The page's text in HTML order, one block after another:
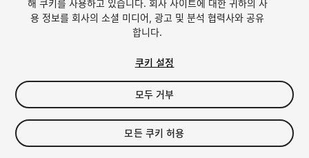
$34.90
세금/부가세는 결제 시 반영됩니다.
해 쿠키를 사용하고 있습니다. 회사 사이트에 대한 귀하의 사
용 정보를 회사의 소셜 미디어, 광고 및 분석 협력사와 공유
합니다.
쿠키 설정
모두 거부
모든 쿠키 허용